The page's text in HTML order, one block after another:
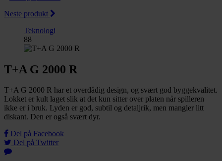
Neste produkt
Teknologi
88
T+A G 2000 R
T+A G 2000 R har et overdådig design, og svært god byggekvalitet.
Lokket er kult laget slik at det kun sitter over platen når spilleren
ikke er i bruk. Lyden er god, subtil og detaljrik, men mangler litt
diskant. Den er også svært dyr.
Del på Facebook
Del på Twitter